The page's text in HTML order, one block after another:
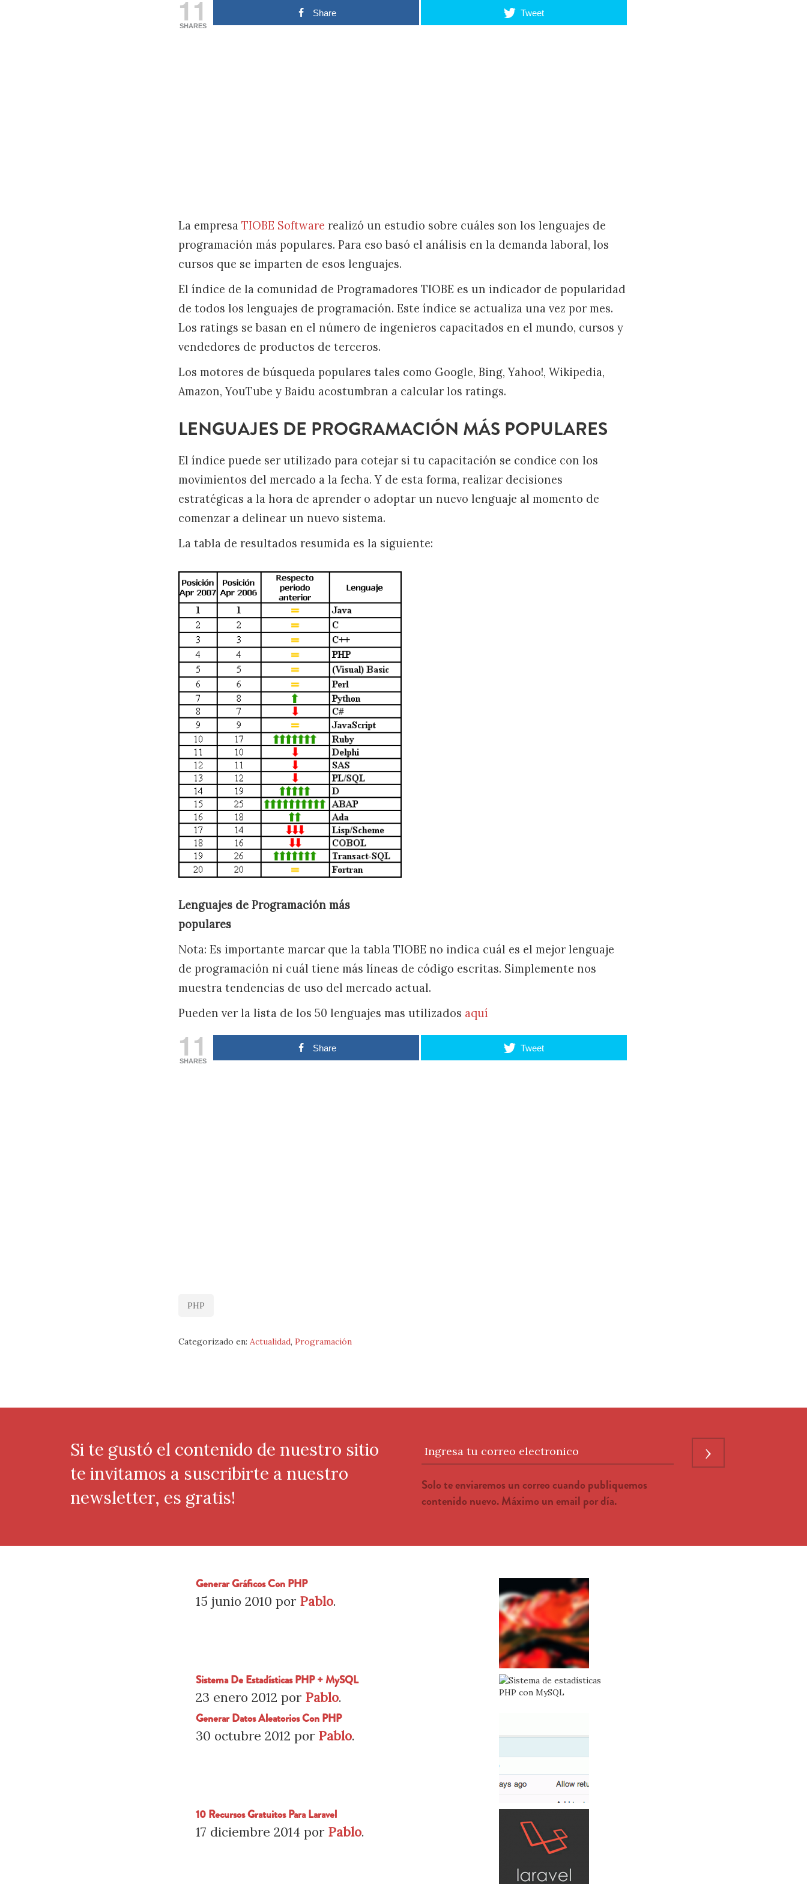
11
SHARES
Share Tweet
La empresa TIOBE Software realizó un estudio sobre cuáles son los lenguajes de
programación más populares. Para eso basó el análisis en la demanda laboral, los
cursos que se imparten de esos lenguajes.
El índice de la comunidad de Programadores TIOBE es un indicador de popularidad
de todos los lenguajes de programación. Este índice se actualiza una vez por mes.
Los ratings se basan en el número de ingenieros capacitados en el mundo, cursos y
vendedores de productos de terceros.
Los motores de búsqueda populares tales como Google, Bing, Yahoo!, Wikipedia,
Amazon, YouTube y Baidu acostumbran a calcular los ratings.
LENGUAJES DE PROGRAMACIÓN MÁS POPULARES
El índice puede ser utilizado para cotejar si tu capacitación se condice con los
movimientos del mercado a la fecha. Y de esta forma, realizar decisiones
estratégicas a la hora de aprender o adoptar un nuevo lenguaje al momento de
comenzar a delinear un nuevo sistema.
La tabla de resultados resumida es la siguiente:
Lenguajes de Programación más
populares
Nota: Es importante marcar que la tabla TIOBE no indica cuál es el mejor lenguaje
de programación ni cuál tiene más líneas de código escritas. Simplemente nos
muestra tendencias de uso del mercado actual.
Pueden ver la lista de los 50 lenguajes mas utilizados aquí
11
SHARES
Share Tweet
PHP
Categorizado en: Actualidad, Programación
Si te gustó el contenido de nuestro sitio
te invitamos a suscribirte a nuestro
newsletter, es gratis!
Ingresa tu correo electronico
Solo te enviaremos un correo cuando publiquemos
contenido nuevo. Máximo un email por día.
›
Generar Gráficos Con PHP
15 junio 2010 por Pablo.
Sistema De Estadísticas PHP + MySQL
23 enero 2012 por Pablo.
Generar Datos Aleatorios Con PHP
30 octubre 2012 por Pablo.
10 Recursos Gratuitos Para Laravel
17 diciembre 2014 por Pablo.